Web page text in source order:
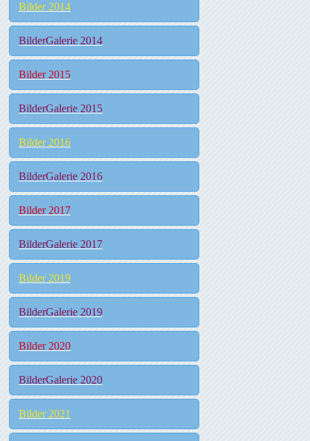
Bilder 2014
BilderGalerie 2014
Bilder 2015
BilderGalerie 2015
Bilder 2016
BilderGalerie 2016
Bilder 2017
BilderGalerie 2017
Bilder 2019
BilderGalerie 2019
Bilder 2020
BilderGalerie 2020
Bilder 2021